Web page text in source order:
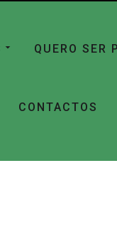
QUERO SER
CONTACTOS